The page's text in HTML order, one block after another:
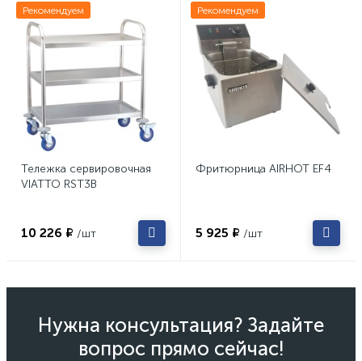
Рекомендуем
Тележка сервировочная
VIATTO RST3B
10 226 ₽ /шт
Рекомендуем
Фритюрница AIRHOT EF4
5 925 ₽ /шт
Нужна консультация? Задайте
вопрос прямо сейчас!